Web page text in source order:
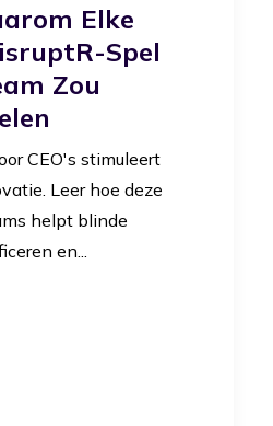
Elke
Spel
Zou
CEO's stimuleert
Leer hoe deze
helpt blinde
en...